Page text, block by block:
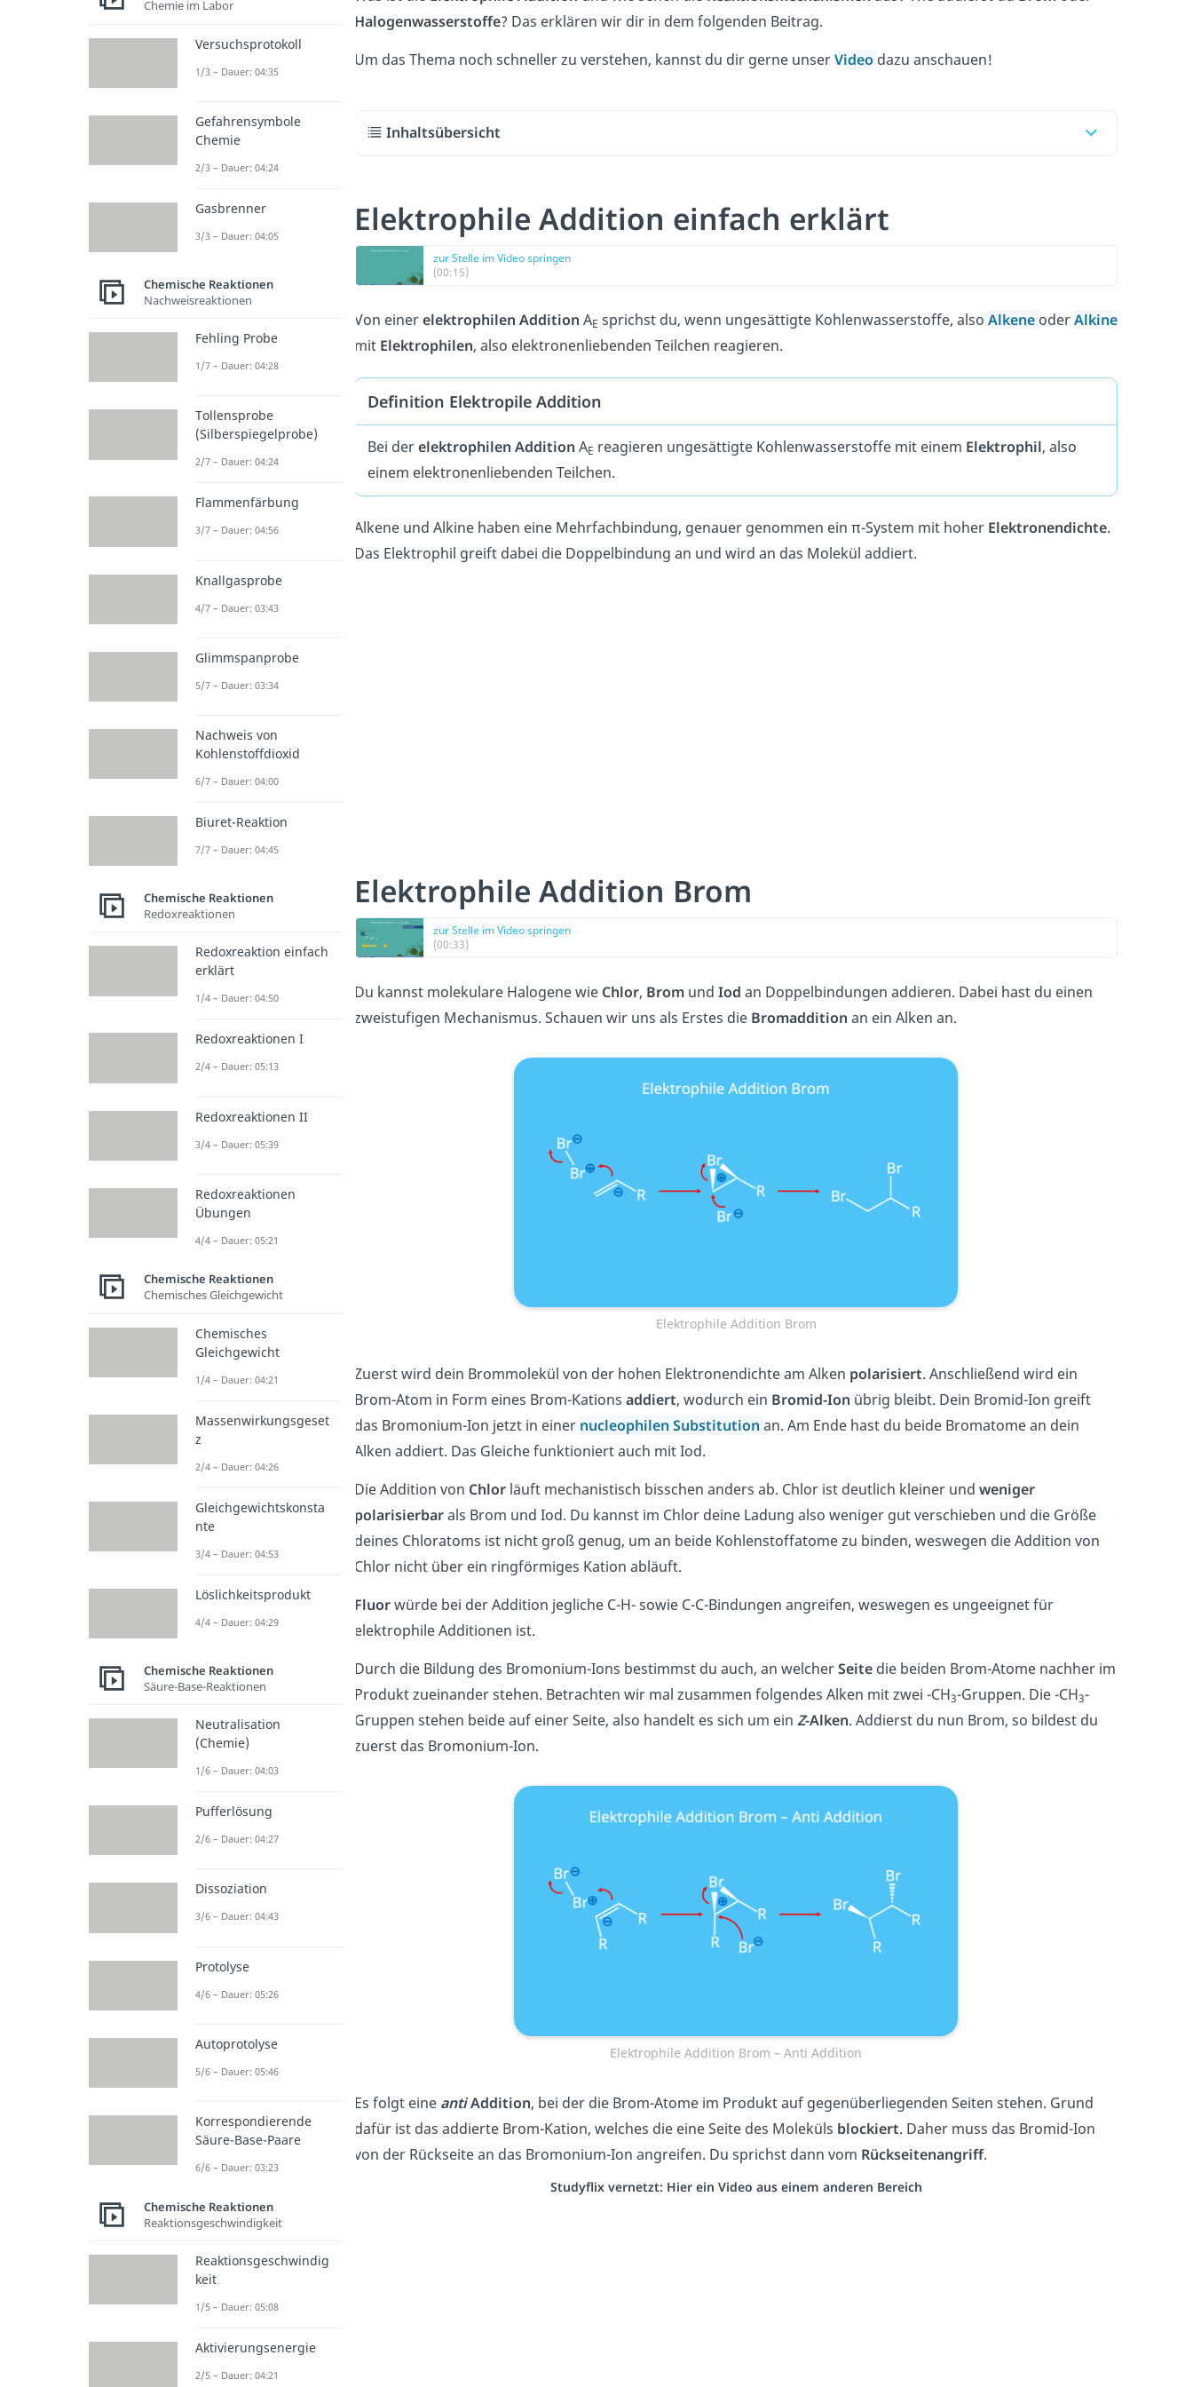
Halogenwasserstoffe? Das erklären wir dir in dem folgenden Beitrag.
Um das Thema noch schneller zu verstehen, kannst du dir gerne unserVideo dazu anschauen!
Inhaltsübersicht
Elektrophile Addition einfach erklärt
zur Stelle im Video springen
(00:15)
Von einerelektrophilen Addition AE sprichst du, wenn ungesättigte Kohlenwasserstoffe, also Alkene oderAlkine
mit Elektrophilen, also elektronenliebenden Teilchen reagieren.
Definition Elektropile Addition
Bei derelektrophilen Addition AE reagieren ungesättigte Kohlenwasserstoffe mit einem Elektrophil, also
einem elektronenliebenden Teilchen.
Alkene und Alkine haben eine Mehrfachbindung, genauer genommen ein π-System mit hoher Elektronendichte.
Das Elektrophil greift dabei die Doppelbindung an und wird an das Molekül addiert.
Elektrophile Addition Brom
zur Stelle im Video springen
(00:33)
Du kannst molekulare Halogene wie Chlor, Brom und Iod an Doppelbindungen addieren. Dabei hast du einen
zweistufigen Mechanismus. Schauen wir uns als Erstes die Bromaddition an ein Alken an.
Elektrophile Addition Brom
Zuerst wird dein Brommolekül von der hohen Elektronendichte am Alken polarisiert. Anschließend wird ein
Brom-Atom in Form eines Brom-Kations addiert, wodurch ein Bromid-Ion übrig bleibt. Dein Bromid-Ion greift
das Bromonium-Ion jetzt in einer nucleophilen Substitution an. Am Ende hast du beide Bromatome an dein
Alken addiert. Das Gleiche funktioniert auch mit Iod.
Die Addition von Chlor läuft mechanistisch bisschen anders ab. Chlor ist deutlich kleiner und weniger
polarisierbarals Brom und Iod. Du kannst im Chlor deine Ladung also weniger gut verschieben und die Größe
deines Chloratoms ist nicht groß genug, um an beide Kohlenstoffatome zu binden, weswegen die Addition von
Chlor nicht über ein ringförmiges Kation abläuft.
Fluorwürde bei der Addition jegliche C-H- sowie C-C-Bindungen angreifen, weswegen es ungeeignet für
elektrophile Additionen ist.
Durch die Bildung des Bromonium-Ions bestimmst du auch, an welcherSeite die beiden Brom-Atome nachher im
Produkt zueinander stehen. Betrachten wir mal zusammen folgendes Alken mit zwei -CH3-Gruppen. Die -CH3-
Gruppen stehen beide auf einer Seite, also handelt es sich um ein Z-Alken. Addierst du nun Brom, so bildest du
zuerst das Bromonium-Ion.
Elektrophile Addition Brom – Anti Addition
Es folgt eine antiAddition, bei der die Brom-Atome im Produkt auf gegenüberliegenden Seiten stehen. Grund
dafür ist das addierte Brom-Kation, welches die eine Seite des Moleküls blockiert. Daher muss das Bromid-Ion
von der Rückseite an das Bromonium-Ion angreifen. Du sprichst dann vom Rückseitenangriff.
Studyflix vernetzt: Hier ein Video aus einem anderen Bereich
Chemie im Labor
Versuchsprotokoll
1/3 – Dauer: 04:35
Gefahrensymbole
Chemie
2/3 – Dauer: 04:24
Gasbrenner
3/3 – Dauer: 04:05
Chemische Reaktionen
Nachweisreaktionen
Fehling Probe
1/7 – Dauer: 04:28
Tollensprobe
(Silberspiegelprobe)
2/7 – Dauer: 04:24
Flammenfärbung
3/7 – Dauer: 04:56
Knallgasprobe
4/7 – Dauer: 03:43
Glimmspanprobe
5/7 – Dauer: 03:34
Nachweis von
Kohlenstoffdioxid
6/7 – Dauer: 04:00
Biuret-Reaktion
7/7 – Dauer: 04:45
Chemische Reaktionen
Redoxreaktionen
Redoxreaktion einfach
erklärt
1/4 – Dauer: 04:50
Redoxreaktionen I
2/4 – Dauer: 05:13
Redoxreaktionen II
3/4 – Dauer: 05:39
Redoxreaktionen
Übungen
4/4 – Dauer: 05:21
Chemische Reaktionen
Chemisches Gleichgewicht
Chemisches
Gleichgewicht
1/4 – Dauer: 04:21
Massenwirkungsgeset
z
2/4 – Dauer: 04:26
Gleichgewichtskonsta
nte
3/4 – Dauer: 04:53
Löslichkeitsprodukt
4/4 – Dauer: 04:29
Chemische Reaktionen
Säure-Base-Reaktionen
Neutralisation
(Chemie)
1/6 – Dauer: 04:03
Pufferlösung
2/6 – Dauer: 04:27
Dissoziation
3/6 – Dauer: 04:43
Protolyse
4/6 – Dauer: 05:26
Autoprotolyse
5/6 – Dauer: 05:46
Korrespondierende
Säure-Base-Paare
6/6 – Dauer: 03:23
Chemische Reaktionen
Reaktionsgeschwindigkeit
Reaktionsgeschwindig
keit
1/5 – Dauer: 05:08
Aktivierungsenergie
2/5 – Dauer: 04:21